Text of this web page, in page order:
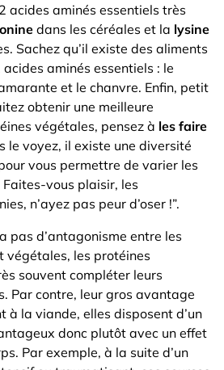
acides aminés essentiels très
dans les céréales et la lysine
Sachez qu’il existe des aliments
aminés essentiels : le
et le chanvre. Enfin, petit
obtenir une meilleure
végétales, pensez à les faire
le voyez, il existe une diversité
vous permettre de varier les
vous plaisir, les
n’ayez pas peur d’oser !”.
pas d’antagonisme entre les
végétales, les protéines
souvent compléter leurs
Par contre, leur gros avantage
à la viande, elles disposent d’un
donc plutôt avec un effet
Par exemple, à la suite d’un